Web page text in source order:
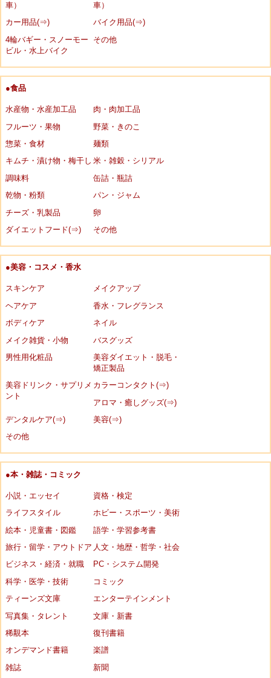
車）
車）
カー用品(⇒)
バイク用品(⇒)
4輪バギー・スノーモー
ビル・水上バイク
その他
●食品
水産物・水産加工品
肉・肉加工品
フルーツ・果物
野菜・きのこ
惣菜・食材
麺類
キムチ・漬け物・梅干し 米・雑穀・シリアル
調味料
缶詰・瓶詰
乾物・粉類
パン・ジャム
チーズ・乳製品
卵
ダイエットフード(⇒)
その他
●美容・コスメ・香水
スキンケア
メイクアップ
ヘアケア
香水・フレグランス
ボディケア
ネイル
メイク雑貨・小物
バスグッズ
男性用化粧品
美容ダイエット・脱毛・
矯正製品
美容ドリンク・サプリメ
ント
カラーコンタクト(⇒)
アロマ・癒しグッズ(⇒)
デンタルケア(⇒)
美容(⇒)
その他
●本・雑誌・コミック
小説・エッセイ
資格・検定
ライフスタイル
ホビー・スポーツ・美術
絵本・児童書・図鑑
語学・学習参考書
旅行・留学・アウトドア 人文・地歴・哲学・社会
ビジネス・経済・就職
PC・システム開発
科学・医学・技術
コミック
ティーンズ文庫
エンターテインメント
写真集・タレント
文庫・新書
稀覯本
復刊書籍
オンデマンド書籍
楽譜
雑誌
新聞